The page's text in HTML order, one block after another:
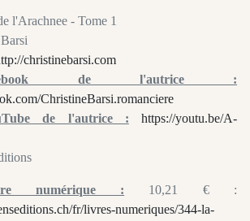
l'Arachnee - Tome 1
christinebarsi.com
de l'autrice :
ChristineBarsi.romanciere
de l'autrice :
https://youtu.be/A-
numérique : 10,21 € :
fr/livres-numeriques/344-la-